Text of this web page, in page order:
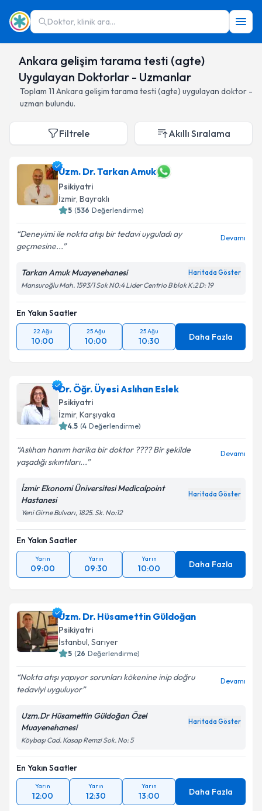
Doktor, klinik ara...
Ankara gelişim tarama testi (agte)
Uygulayan Doktorlar - Uzmanlar
Toplam 11 Ankara gelişim tarama testi (agte) uygulayan doktor -
uzman bulundu.
Filtrele Akıllı Sıralama
Uzm. Dr. Tarkan Amuk
Psikiyatri
İzmir, Bayraklı
5 (536 Değerlendirme)
Deneyimi ile nokta atışı bir tedavi uyguladı ay
geçmesine...
Devamı
Tarkan Amuk Muayenehanesi Haritada Göster
Mansuroğlu Mah. 1593/1 Sok N0:4 Lider Centrio B blok K:2 D: 19
En Yakın Saatler
22 Ağu
10:00
25 Ağu
10:00
25 Ağu
10:30 Daha Fazla
Dr. Öğr. Üyesi Aslıhan Eslek
Psikiyatri
İzmir, Karşıyaka
4.5 (4 Değerlendirme)
Aslıhan hanım harika bir doktor ???? Bir şekilde
yaşadığı sıkıntıları...
Devamı
İzmir Ekonomi Üniversitesi Medicalpoint
Hastanesi
Haritada Göster
Yeni Girne Bulvarı, 1825. Sk. No:12
En Yakın Saatler
Yarın
09:00
Yarın
09:30
Yarın
10:00 Daha Fazla
Uzm. Dr. Hüsamettin Güldoğan
Psikiyatri
İstanbul, Sarıyer
5 (26 Değerlendirme)
Nokta atışı yapıyor sorunları kökenine inip doğru
tedaviyi uyguluyor
Devamı
Uzm.Dr Hüsamettin Güldoğan Özel
Muayenehanesi
Haritada Göster
Köybaşı Cad. Kasap Remzi Sok. No: 5
En Yakın Saatler
Yarın
12:00
Yarın
12:30
Yarın
13:00 Daha Fazla